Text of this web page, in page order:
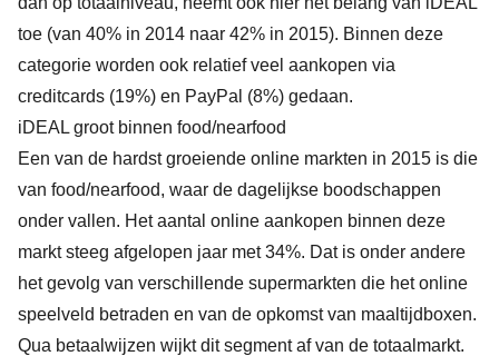
toe (van 40% in 2014 naar 42% in 2015). Binnen deze
categorie worden ook relatief veel aankopen via
creditcards (19%) en PayPal (8%) gedaan.
iDEAL groot binnen food/nearfood
Een van de hardst groeiende online markten in 2015 is die
van food/nearfood, waar de dagelijkse boodschappen
onder vallen. Het aantal online aankopen binnen deze
markt steeg afgelopen jaar met 34%. Dat is onder andere
het gevolg van verschillende supermarkten die het online
speelveld betraden en van de opkomst van maaltijdboxen.
Qua betaalwijzen wijkt dit segment af van de totaalmarkt.